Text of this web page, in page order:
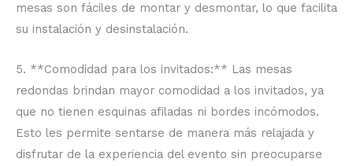
mesas son fáciles de montar y desmontar, lo que facilita
su instalación y desinstalación.
5. **Comodidad para los invitados:** Las mesas
redondas brindan mayor comodidad a los invitados, ya
que no tienen esquinas afiladas ni bordes incómodos.
Esto les permite sentarse de manera más relajada y
disfrutar de la experiencia del evento sin preocuparse